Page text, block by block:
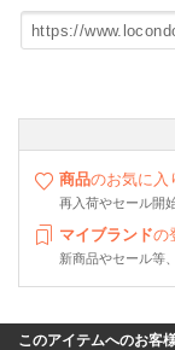
商品のお気に入
再入荷やセール開
マイブランドの
新商品やセール等
このアイテムへのお客